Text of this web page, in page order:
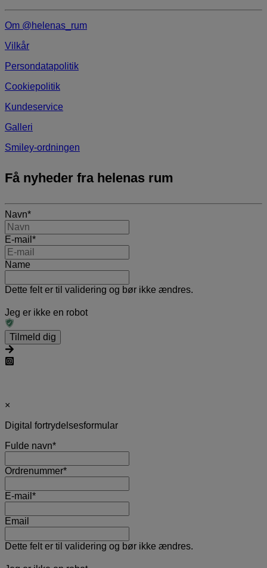
Om @helenas_rum
Vilkår
Persondatapolitik
Cookiepolitik
Kundeservice
Galleri
Smiley-ordningen
Få nyheder fra helenas rum
Navn*
E-mail *
Name
Dette felt er til validering og bør ikke ændres.
Jeg er ikke en robot
×
Digital fortrydelsesformular
Fulde navn*
Ordrenummer*
E-mail *
Email
Dette felt er til validering og bør ikke ændres.